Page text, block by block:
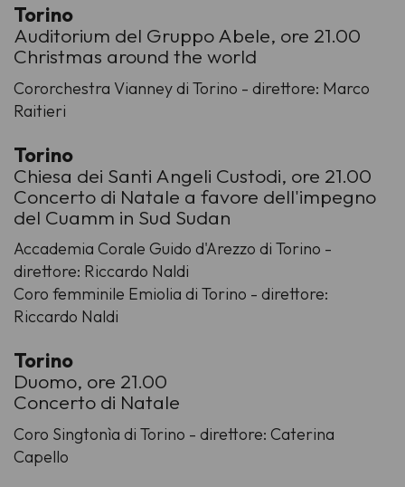
Torino
Auditorium del Gruppo Abele, ore 21.00
Christmas around the world
Cororchestra Vianney di Torino - direttore: Marco
Raitieri
Torino
Chiesa dei Santi Angeli Custodi, ore 21.00
Concerto di Natale a favore dell'impegno
del Cuamm in Sud Sudan
Accademia Corale Guido d'Arezzo di Torino -
direttore: Riccardo Naldi
Coro femminile Emiolia di Torino - direttore:
Riccardo Naldi
Torino
Duomo, ore 21.00
Concerto di Natale
Coro Singtonìa di Torino - direttore: Caterina
Capello